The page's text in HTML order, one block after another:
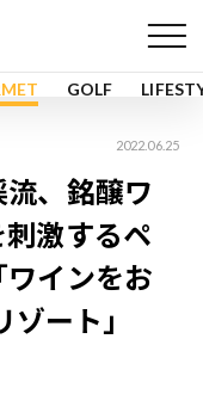
GOLF
2022.06.25
流、銘醸ワ
激するペ
インをお
ート」